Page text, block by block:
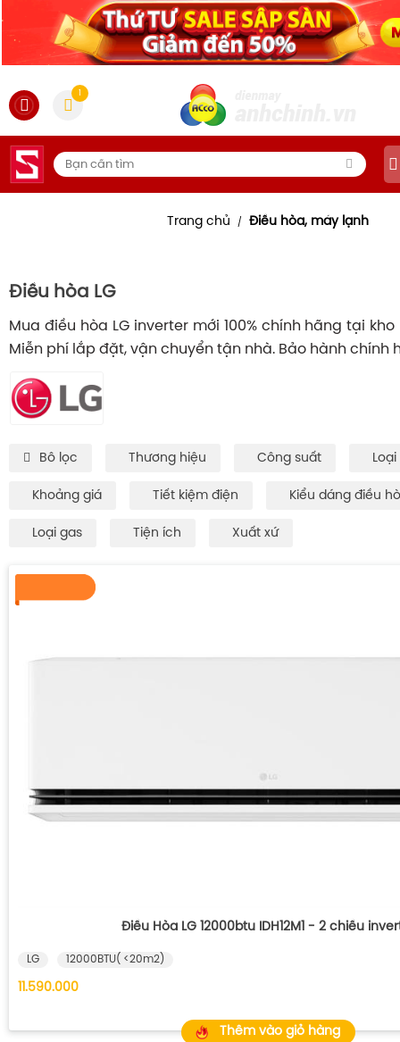
Trang chủ / Điều hòa, máy lạnh
Điều hòa LG
Mua điều hòa LG inverter mới 100% chính hãng tại
Miễn phí lắp đặt, vận chuyển tận nhà. Bảo hành chính
Bô lọc Thương hiệu Công suất
Khoảng giá Tiết kiệm điện Kiểu dáng điều
Loại gas Tiện ích Xuất xứ
Điều Hòa LG 12000btu IDH12M1 - 2 chiều
LG 12000BTU( <20m2)
11.590.000
Thêm vào giỏ hàng